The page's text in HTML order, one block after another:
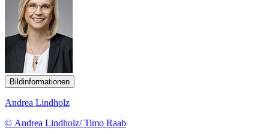
Bildinformationen
Andrea Lindholz
© Andrea Lindholz/ Timo Raab